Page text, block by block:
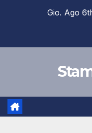
Gio. Ago